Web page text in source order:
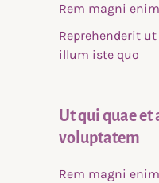
Rem magni
Reprehenderit
illum iste quo
Ut qui quae et
voluptatem
Rem magni